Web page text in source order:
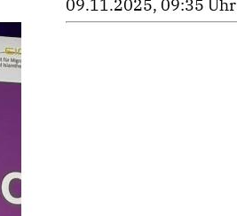
09.11.2025, 09:35 Uhr